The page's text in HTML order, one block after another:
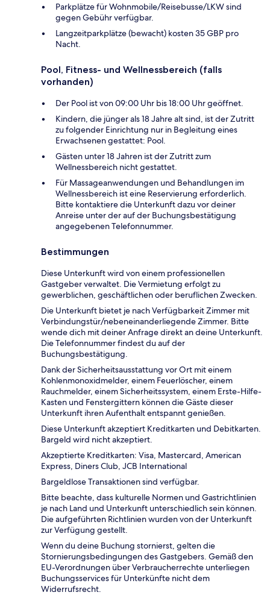
Parkplätze für Wohnmobile/Reisebusse/LKW sind
gegen Gebühr verfügbar.
Langzeitparkplätze (bewacht) kosten 35 GBP pro
Nacht.
Pool, Fitness- und Wellnessbereich (falls
vorhanden)
Der Pool ist von 09:00 Uhr bis 18:00 Uhr geöffnet.
Kindern, die jünger als 18 Jahre alt sind, ist der Zutritt
zu folgender Einrichtung nur in Begleitung eines
Erwachsenen gestattet: Pool.
Gästen unter 18 Jahren ist der Zutritt zum
Wellnessbereich nicht gestattet.
Für Massageanwendungen und Behandlungen im
Wellnessbereich ist eine Reservierung erforderlich.
Bitte kontaktiere die Unterkunft dazu vor deiner
Anreise unter der auf der Buchungsbestätigung
angegebenen Telefonnummer.
Bestimmungen
Diese Unterkunft wird von einem professionellen
Gastgeber verwaltet. Die Vermietung erfolgt zu
gewerblichen, geschäftlichen oder beruflichen Zwecken.
Die Unterkunft bietet je nach Verfügbarkeit Zimmer mit
Verbindungstür/nebeneinanderliegende Zimmer. Bitte
wende dich mit deiner Anfrage direkt an deine Unterkunft.
Die Telefonnummer findest du auf der
Buchungsbestätigung.
Dank der Sicherheitsausstattung vor Ort mit einem
Kohlenmonoxidmelder, einem Feuerlöscher, einem
Rauchmelder, einem Sicherheitssystem, einem Erste-Hilfe-
Kasten und Fenstergittern können die Gäste dieser
Unterkunft ihren Aufenthalt entspannt genießen.
Diese Unterkunft akzeptiert Kreditkarten und Debitkarten.
Bargeld wird nicht akzeptiert.
Akzeptierte Kreditkarten: Visa, Mastercard, American
Express, Diners Club, JCB International
Bargeldlose Transaktionen sind verfügbar.
Bitte beachte, dass kulturelle Normen und Gastrichtlinien
je nach Land und Unterkunft unterschiedlich sein können.
Die aufgeführten Richtlinien wurden von der Unterkunft
zur Verfügung gestellt.
Wenn du deine Buchung stornierst, gelten die
Stornierungsbedingungen des Gastgebers. Gemäß den
EU-Verordnungen über Verbraucherrechte unterliegen
Buchungsservices für Unterkünfte nicht dem
Widerrufsrecht.